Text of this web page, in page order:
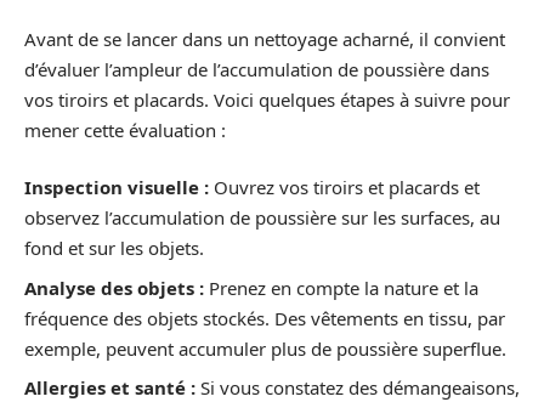
Avant de se lancer dans un nettoyage acharné, il convient
d’évaluer l’ampleur de l’accumulation de poussière dans
vos tiroirs et placards. Voici quelques étapes à suivre pour
mener cette évaluation :
Inspection visuelle : Ouvrez vos tiroirs et placards et
observez l’accumulation de poussière sur les surfaces, au
fond et sur les objets.
Analyse des objets : Prenez en compte la nature et la
fréquence des objets stockés. Des vêtements en tissu, par
exemple, peuvent accumuler plus de poussière superflue.
Allergies et santé : Si vous constatez des démangeaisons,